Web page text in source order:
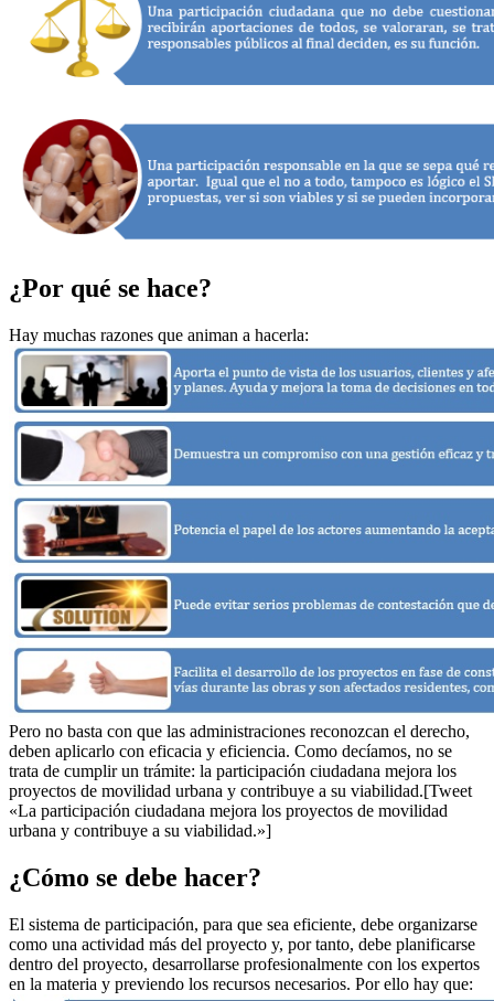
¿Por qué se hace?
Hay muchas razones que animan a hacerla:
Pero no basta con que las administraciones reconozcan el derecho,
deben aplicarlo con eficacia y eficiencia. Como decíamos, no se
trata de cumplir un trámite: la participación ciudadana mejora los
proyectos de movilidad urbana y contribuye a su viabilidad.[Tweet
«La participación ciudadana mejora los proyectos de movilidad
urbana y contribuye a su viabilidad.»]
¿Cómo se debe hacer?
El sistema de participación, para que sea eficiente, debe organizarse
como una actividad más del proyecto y, por tanto, debe planificarse
dentro del proyecto, desarrollarse profesionalmente con los expertos
en la materia y previendo los recursos necesarios. Por ello hay que: